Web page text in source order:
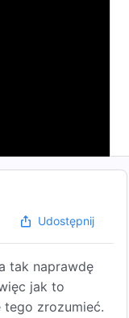
Udostępnij
tak naprawdę
jak to
tego zrozumieć.